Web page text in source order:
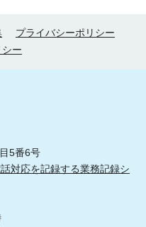
プライバシーポリシー
シー
5番6号
対応を記録する業務記録シ